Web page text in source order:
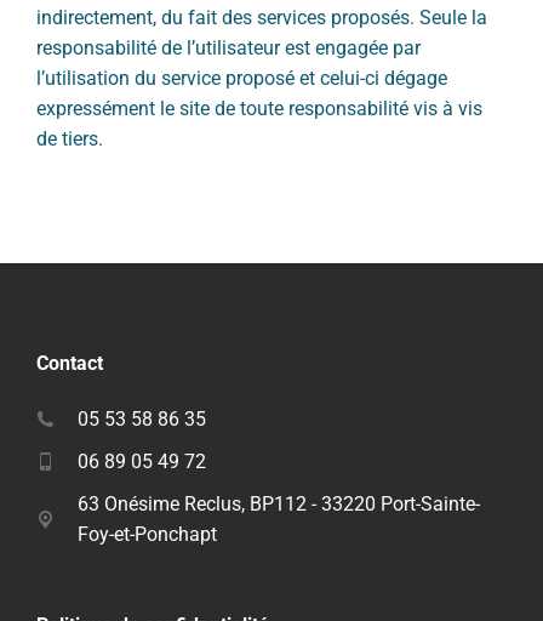
indirectement, du fait des services proposés. Seule la
responsabilité de l’utilisateur est engagée par
l’utilisation du service proposé et celui-ci dégage
expressément le site de toute responsabilité vis à vis
de tiers.
Contact
05 53 58 86 35
06 89 05 49 72
63 Onésime Reclus, BP112 - 33220 Port-Sainte-
Foy-et-Ponchapt